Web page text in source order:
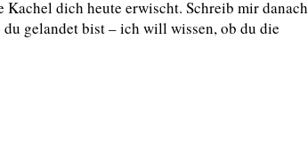
Kachel dich heute erwischt. Schreib mir danach
gelandet bist – ich will wissen, ob du die